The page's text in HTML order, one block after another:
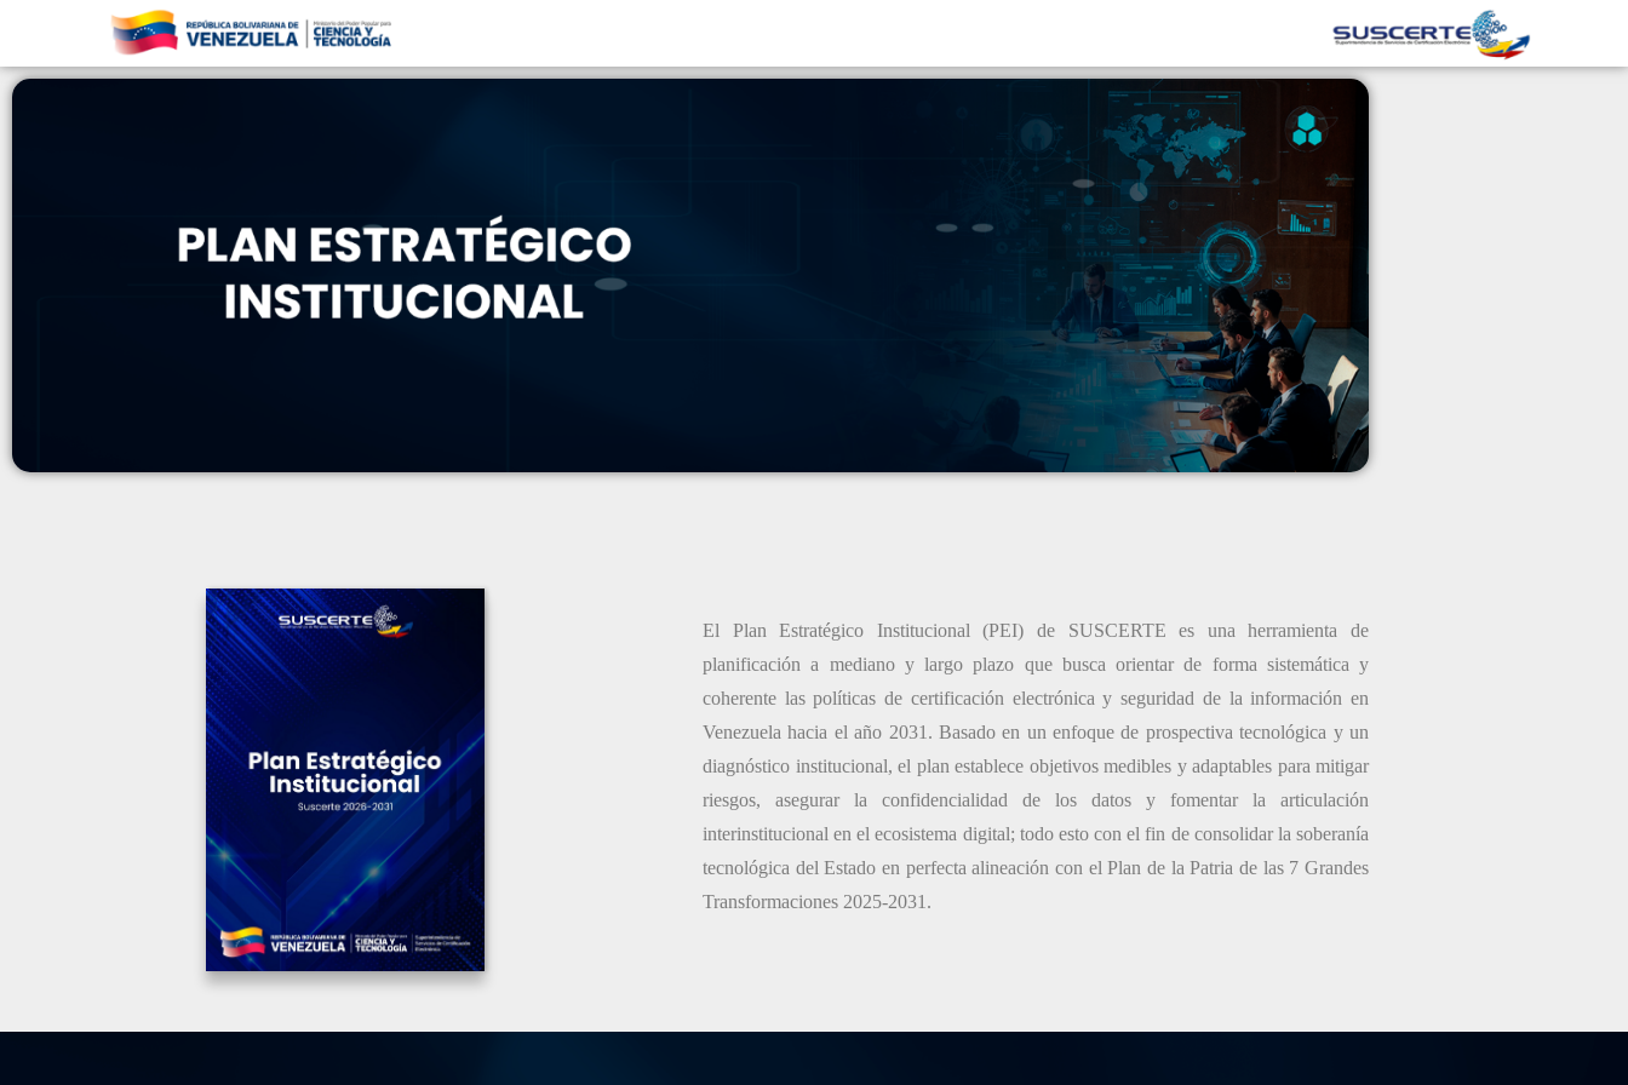
El Plan Estratégico Institucional (PEI) de SUSCERTE es una herramienta de
planificación a mediano y largo plazo que busca orientar de forma sistemática y
coherente las políticas de certificación electrónica y seguridad de la información en
Venezuela hacia el año 2031. Basado en un enfoque de prospectiva tecnológica y un
diagnóstico institucional, el plan establece objetivos medibles y adaptables para mitigar
riesgos, asegurar la confidencialidad de los datos y fomentar la articulación
interinstitucional en el ecosistema digital; todo esto con el fin de consolidar la soberanía
tecnológica del Estado en perfecta alineación con el Plan de la Patria de las 7 Grandes
Transformaciones 2025-2031.